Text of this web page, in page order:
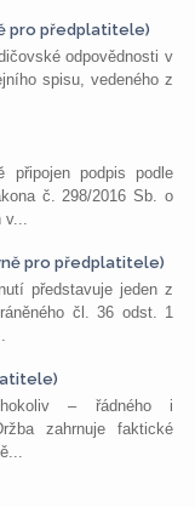
pro předplatitele)
odpovědnosti v
spisu, vedeného z
připojen podpis podle
č. 298/2016 Sb. o
v...
pro předplatitele)
představuje jeden z
čl. 36 odst. 1
– řádného i
zahrnuje faktické